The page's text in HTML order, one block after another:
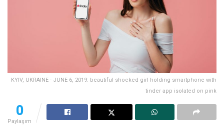
KYIV, UKRAINE - JUNE 6, 2019: beautiful shocked girl holding smartphone with
tinder app isolated on pink
0
Paylaşım